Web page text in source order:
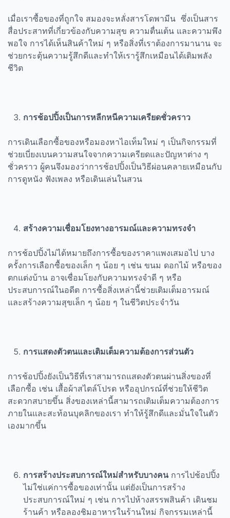
เมื่อเราซื้อของที่ถูกใจ สมองจะหลั่งสารโดพามีน ซึ่งเป็นสาร
สื่อประสาทที่เกี่ยวข้องกับความสุข ความตื่นเต้น และความพึง
พอใจ การได้เห็นสินค้าใหม่ ๆ หรือสิ่งที่เราต้องการมานาน จะ
ช่วยกระตุ้นความรู้สึกดีและทำให้เรารู้สึกเหมือนได้เติมพลัง
ชีวิต
การช้อปปิ้งเป็นการหลีกหนีความเครียดชั่วคราว
การเดินเลือกซื้อของหรือมองหาไอเท็มใหม่ ๆ เป็นกิจกรรมที่
ช่วยเบี่ยงเบนความสนใจจากความเครียดและปัญหาต่าง ๆ
ชั่วคราว ผู้คนจึงมองว่าการช้อปปิ้งเป็นวิธีผ่อนคลายเหมือนกับ
การดูหนัง ฟังเพลง หรือเดินเล่นในสวน
สร้างความเชื่อมโยงทางอารมณ์และความทรงจำ
การช้อปปิ้งไม่ได้หมายถึงการซื้อของราคาแพงเสมอไป บาง
ครั้งการเลือกซื้อของเล็ก ๆ น้อย ๆ เช่น ขนม ดอกไม้ หรือของ
ตกแต่งบ้าน อาจเชื่อมโยงกับความทรงจำดี ๆ หรือ
ประสบการณ์ในอดีต การซื้อสิ่งเหล่านี้ช่วยเติมเต็มอารมณ์
และสร้างความสุขเล็ก ๆ น้อย ๆ ในชีวิตประจำวัน
การแสดงตัวตนและเติมเต็มความต้องการส่วนตัว
การช้อปปิ้งยังเป็นวิธีที่เราสามารถแสดงตัวตนผ่านสิ่งของที่
เลือกซื้อ เช่น เสื้อผ้าสไตล์โปรด หรืออุปกรณ์ที่ช่วยให้ชีวิต
สะดวกสบายขึ้น สิ่งของเหล่านี้สามารถเติมเต็มความต้องการ
ภายในและสะท้อนบุคลิกของเรา ทำให้รู้สึกดีและมั่นใจในตัว
เองมากขึ้น
การสร้างประสบการณ์ใหม่สำหรับบางคนการไปช้อปปิ้ง
ไม่ใช่แค่การซื้อของเท่านั้น แต่ยังเป็นการสร้าง
ประสบการณ์ใหม่ ๆ เช่น การไปห้างสรรพสินค้า เดินชม
ร้านค้า หรือลองชิมอาหารในร้านใหม่ กิจกรรมเหล่านี้